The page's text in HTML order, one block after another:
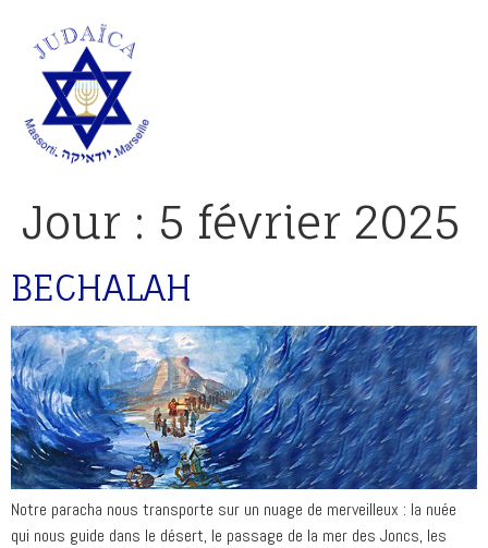
Jour : 5 février 2025
BECHALAH
Notre paracha nous transporte sur un nuage de merveilleux : la nuée
qui nous guide dans le désert, le passage de la mer des Joncs, les